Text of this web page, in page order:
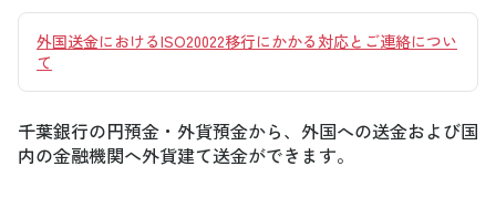
外国送金におけるISO20022移行にかかる対応とご連絡につい
て
千葉銀行の円預金・外貨預金から、外国への送金および国
内の金融機関へ外貨建て送金ができます。